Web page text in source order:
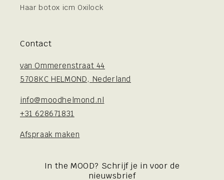
Haar botox icm Oxilock
Contact
van Ommerenstraat 44
5708KC HELMOND, Nederland
info@moodhelmond.nl
+31 628671831
Afspraak maken
In the MOOD? Schrijf je in voor de
nieuwsbrief